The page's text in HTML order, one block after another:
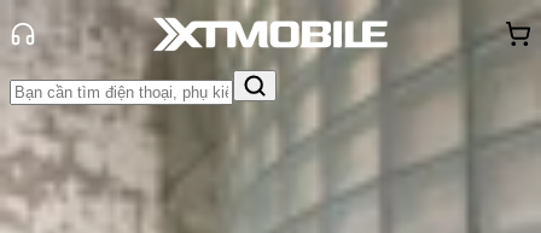
Trang chủ
Tin tức
Thủ thuật